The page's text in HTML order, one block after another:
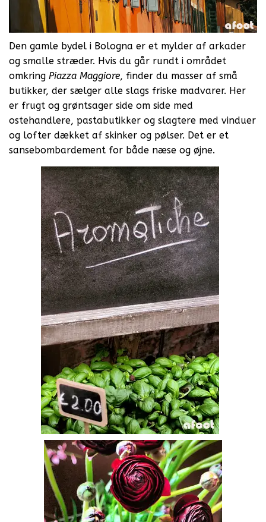
Den gamle bydel i Bologna er et mylder af arkader
og smalle stræder. Hvis du går rundt i området
omkring Piazza Maggiore, finder du masser af små
butikker, der sælger alle slags friske madvarer. Her
er frugt og grøntsager side om side med
ostehandlere, pastabutikker og slagtere med vinduer
og lofter dækket af skinker og pølser. Det er et
sansebombardement for både næse og øjne.